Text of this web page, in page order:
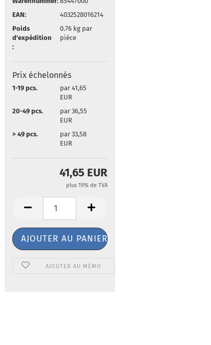
EAN:
4032528016214
Poids
d'expédition
:
0.76kg par
pièce
Prix échelonnés
1-19 pcs.
par 41,65
EUR
20-49 pcs.
par 36,55
EUR
> 49 pcs.
par 33,58
EUR
41,65 EUR
plus 19% de TVA
AJOUTER AU MÉMO